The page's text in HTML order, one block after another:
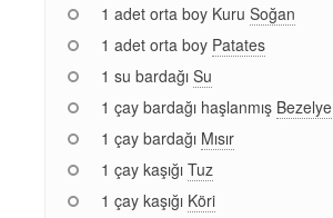
1 adet orta boy Kuru Soğan
1 adet orta boy Patates
1 su bardağı Su
1 çay bardağı haşlanmış Bezelye
1 çay bardağı Mısır
1 çay kaşığı Tuz
1 çay kaşığı Köri